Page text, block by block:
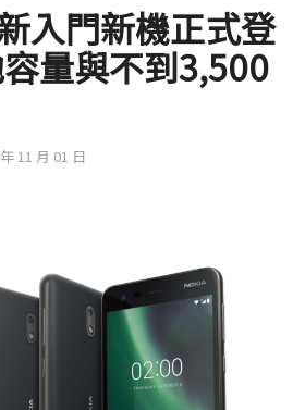
入門新機正式登
量與不到3,500
11 月 01 日